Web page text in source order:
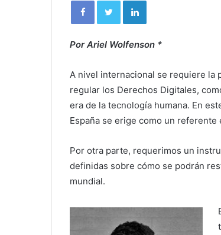
Por Ariel Wolfenson *
A nivel internacional se requiere la
regular los Derechos Digitales,
era de la tecnología humana. En
España se erige como un referente
Por otra parte, requerimos un
definidas sobre cómo se podrán
mundial.